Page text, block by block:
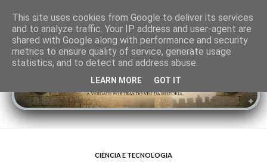
CIÊNCIA E TECNOLOGIA
This site uses cookies from Google to deliver its services
and to analyze traffic. Your IP address and user-agent are
shared with Google along with performance and security
metrics to ensure quality of service, generate usage
statistics, and to detect and address abuse.
LEARN MORE GOT IT